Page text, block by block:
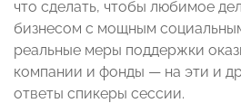
что сделать, чтобы любимое
бизнесом с мощным
реальные меры поддержки
компании и фонды — на эти и
ответы спикеры сессии.